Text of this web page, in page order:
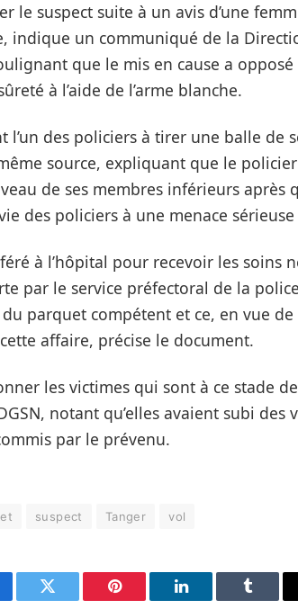
le suspect suite à un avis d’une
indique un communiqué de la
que le mis en cause a
à l’aide de l’arme blanche.
l’un des policiers à tirer une balle de
source, expliquant que le
de ses membres inférieurs après
des policiers à une menace
à l’hôpital pour recevoir les soins
par le service préfectoral de la
parquet compétent et ce, en vue
affaire, précise le document.
les victimes qui sont à ce stade
notant qu’elles avaient subi des
par le prévenu.
suspect Tanger vol
Twitter Pinterest LinkedIn Tumblr